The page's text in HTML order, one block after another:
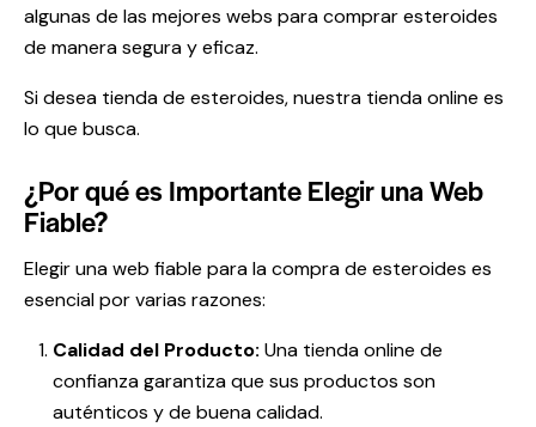
algunas de las mejores webs para comprar esteroides
de manera segura y eficaz.
Si desea tienda de esteroides, nuestra tienda online es
lo que busca.
¿Por qué es Importante Elegir una Web
Fiable?
Elegir una web fiable para la compra de esteroides es
esencial por varias razones:
Calidad del Producto: Una tienda online de
confianza garantiza que sus productos son
auténticos y de buena calidad.